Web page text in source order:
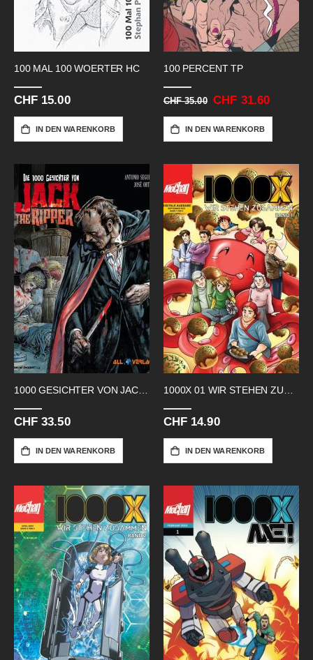
100 MAL 100 WOERTER HC
CHF 15.00
IN DEN WARENKORB
100 PERCENT TP
CHF 35.00 Sonderangebot
CHF 31.60
IN DEN WARENKORB
1000 GESICHTER VON JACK THE RIPPER
CHF 33.50
IN DEN WARENKORB
CHF 14.90
IN DEN WARENKORB